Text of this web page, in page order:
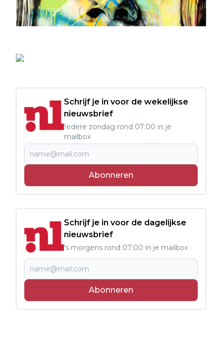
Schrijf je in voor de wekelijkse
nieuwsbrief
Iedere zondag rond 07:00 in je
mailbox
Abonneren
Schrijf je in voor de dagelijkse
nieuwsbrief
's morgens rond 07:00 in je mailbox
Abonneren